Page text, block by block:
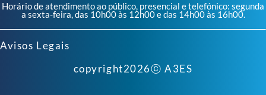
Horário de atendimento ao público, presencial e telefónico: segunda
a sexta-feira, das 10h00 às 12h00 e das 14h00 às 16h00.
Avisos Legais
copyright2026ⓒ A3ES